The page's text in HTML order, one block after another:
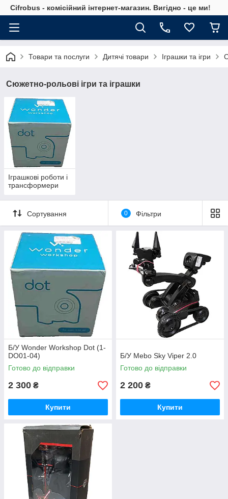
Cifrobus - комiсiйний iнтернет-магазин. Вигiдно - це ми!
Товари та послуги Дитячі товари Іграшки та ігри
Сюжетно-рольові ігри та іграшки
Іграшкові роботи і
трансформери
Сортування 0 Фільтри
Б/У Wonder Workshop Dot (1-
DO01-04)
Готово до відправки
2 300 ₴
Купити
Б/У Mebo Sky Viper 2.0
Готово до відправки
2 200 ₴
Купити